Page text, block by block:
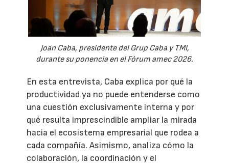
Joan Caba, presidente del Grup Caba y TMI,
durante su ponencia en el Fórum amec 2026.
En esta entrevista, Caba explica por qué la
productividad ya no puede entenderse como
una cuestión exclusivamente interna y por
qué resulta imprescindible ampliar la mirada
hacia el ecosistema empresarial que rodea a
cada compañía. Asimismo, analiza cómo la
colaboración, la coordinación y el